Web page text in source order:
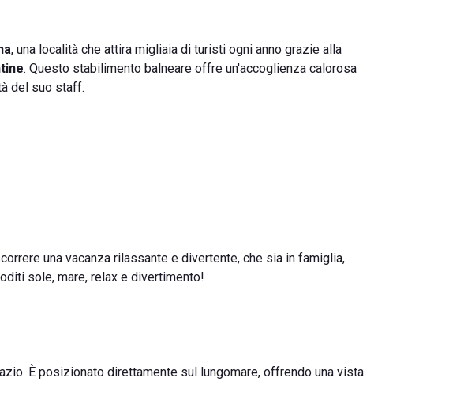
, una località che attira migliaia di turisti ogni anno grazie alla
. Questo stabilimento balneare offre un'accoglienza calorosa
del suo staff.
una vacanza rilassante e divertente, che sia in famiglia,
sole, mare, relax e divertimento!
È posizionato direttamente sul lungomare, offrendo una vista